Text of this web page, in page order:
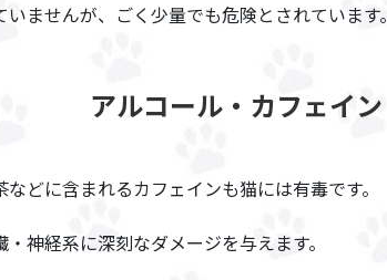
ませんが、ごく少量でも危険とされています。
アルコール・カフェイン
どに含まれるカフェインも猫には有毒です。
神経系に深刻なダメージを与えます。